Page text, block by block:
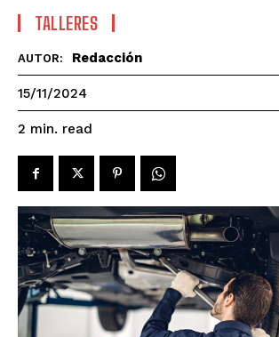
TALLERES
AUTOR: Redacción
15/11/2024
2 min. read